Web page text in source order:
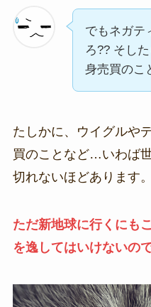
でもネガテ
ろ?? そし
身売買のこ
たしかに、ウイグルや
買のことなど…いわば
切れないほどあります。
ただ新地球に行くにも
を逸してはいけないので